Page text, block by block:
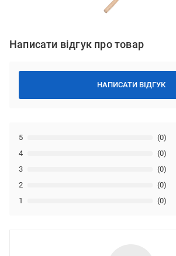
Написати відгук про товар
НАПИСАТИ ВІДГУК
1 (0)
2 (0)
3 (0)
4 (0)
5 (0)